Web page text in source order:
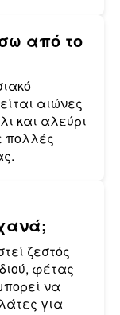
από το
αιώνες
και αλεύρι
πολλές
ζεστός
φέτας
να
για